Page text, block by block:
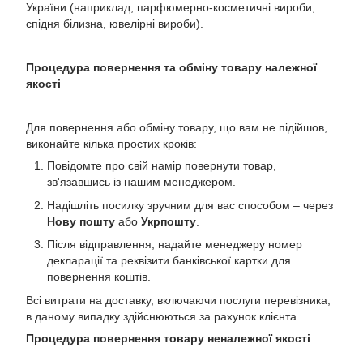
України (наприклад, парфюмерно-косметичні вироби,
спідня білизна, ювелірні вироби).
Процедура повернення та обміну товару належної
якості
Для повернення або обміну товару, що вам не підійшов,
виконайте кілька простих кроків:
Повідомте про свій намір повернути товар,
зв'язавшись із нашим менеджером.
Надішліть посилку зручним для вас способом – через
Нову пошту або Укрпошту
Після відправлення, надайте менеджеру номер
декларації та реквізити банківської картки для
повернення коштів.
Всі витрати на доставку, включаючи послуги перевізника,
в даному випадку здійснюються за рахунок клієнта.
Процедура повернення товару неналежної якості